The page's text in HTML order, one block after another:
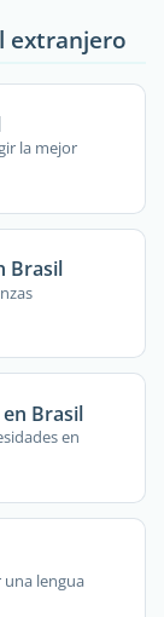
extranjero
la mejor
Brasil
Brasil
en
una lengua